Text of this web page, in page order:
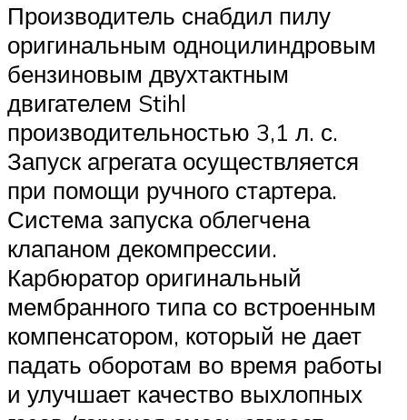
Производитель снабдил пилу
оригинальным одноцилиндровым
бензиновым двухтактным
двигателем Stihl
производительностью 3,1 л. с.
Запуск агрегата осуществляется
при помощи ручного стартера.
Система запуска облегчена
клапаном декомпрессии.
Карбюратор оригинальный
мембранного типа со встроенным
компенсатором, который не дает
падать оборотам во время работы
и улучшает качество выхлопных